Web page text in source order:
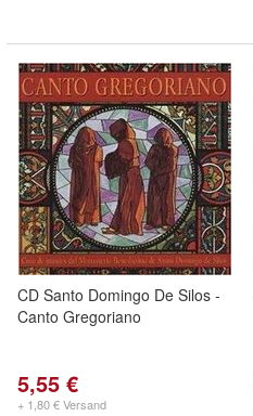
CD Santo Domingo De Silos -
Canto Gregoriano
5,55 €
+ 1,80 € Versand